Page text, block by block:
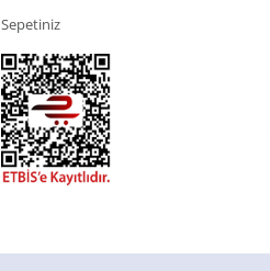
Sepetiniz